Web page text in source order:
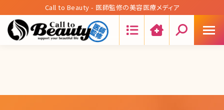
Call to Beauty - 医師監修の美容医療メディア